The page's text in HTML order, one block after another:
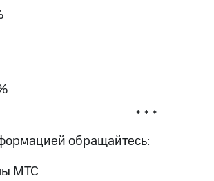
* * *
обращайтесь:
МТС